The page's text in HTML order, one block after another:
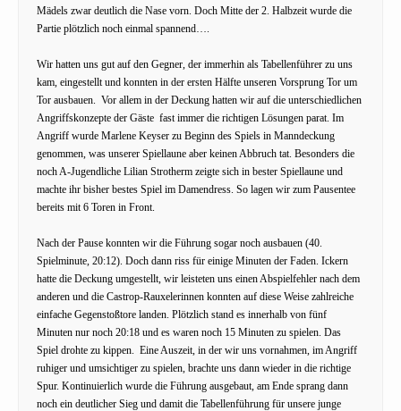
Mädels zwar deutlich die Nase vorn. Doch Mitte der 2. Halbzeit wurde die
Partie plötzlich noch einmal spannend….
Wir hatten uns gut auf den Gegner, der immerhin als Tabellenführer zu uns
kam, eingestellt und konnten in der ersten Hälfte unseren Vorsprung Tor um
Tor ausbauen. Vor allem in der Deckung hatten wir auf die unterschiedlichen
Angriffskonzepte der Gäste fast immer die richtigen Lösungen parat. Im
Angriff wurde Marlene Keyser zu Beginn des Spiels in Manndeckung
genommen, was unserer Spiellaune aber keinen Abbruch tat. Besonders die
noch A-Jugendliche Lilian Strotherm zeigte sich in bester Spiellaune und
machte ihr bisher bestes Spiel im Damendress. So lagen wir zum Pausentee
bereits mit 6 Toren in Front.
Nach der Pause konnten wir die Führung sogar noch ausbauen (40.
Spielminute, 20:12). Doch dann riss für einige Minuten der Faden. Ickern
hatte die Deckung umgestellt, wir leisteten uns einen Abspielfehler nach dem
anderen und die Castrop-Rauxelerinnen konnten auf diese Weise zahlreiche
einfache Gegenstoßtore landen. Plötzlich stand es innerhalb von fünf
Minuten nur noch 20:18 und es waren noch 15 Minuten zu spielen. Das
Spiel drohte zu kippen. Eine Auszeit, in der wir uns vornahmen, im Angriff
ruhiger und umsichtiger zu spielen, brachte uns dann wieder in die richtige
Spur. Kontinuierlich wurde die Führung ausgebaut, am Ende sprang dann
noch ein deutlicher Sieg und damit die Tabellenführung für unsere junge